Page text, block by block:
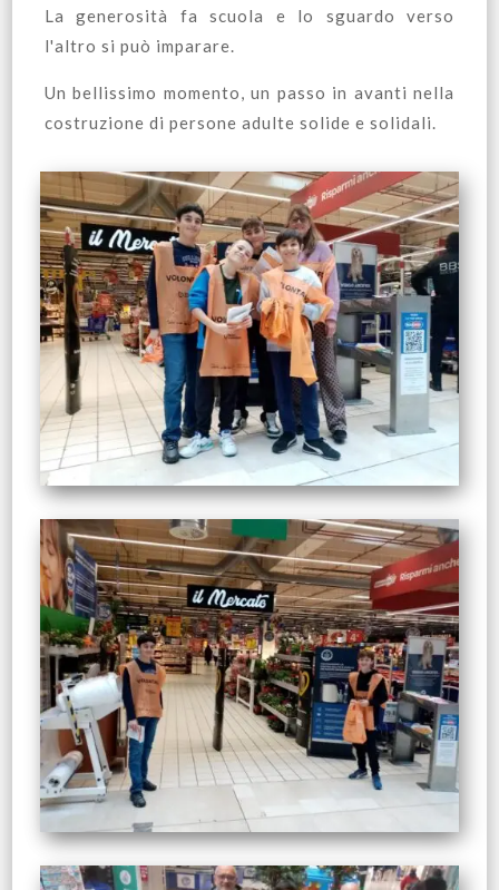
La generosità fa scuola e lo sguardo verso
l'altro si può imparare.
Un bellissimo momento, un passo in avanti nella
costruzione di persone adulte solide e solidali.